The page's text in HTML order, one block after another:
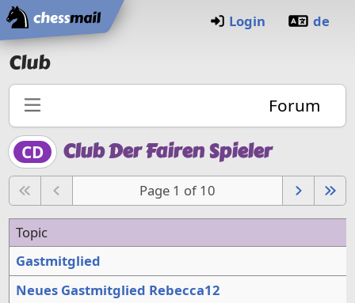
Home
Login de
Club
Forum
CD Club Der Fairen Spieler
Page 1 of 10
Topic
Gastmitglied
Neues Gastmitglied Rebecca12